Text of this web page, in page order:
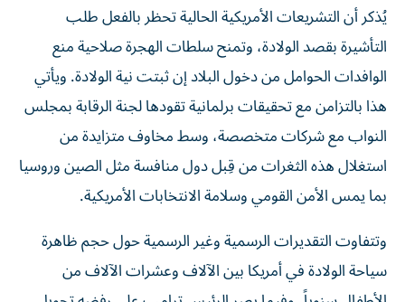
يُذكر أن التشريعات الأمريكية الحالية تحظر بالفعل طلب
التأشيرة بقصد الولادة، وتمنح سلطات الهجرة صلاحية منع
الوافدات الحوامل من دخول البلاد إن ثبتت نية الولادة. ويأتي
هذا بالتزامن مع تحقيقات برلمانية تقودها لجنة الرقابة بمجلس
النواب مع شركات متخصصة، وسط مخاوف متزايدة من
استغلال هذه الثغرات من قِبل دول منافسة مثل الصين وروسيا
بما يمس الأمن القومي وسلامة الانتخابات الأمريكية.
وتتفاوت التقديرات الرسمية وغير الرسمية حول حجم ظاهرة
سياحة الولادة في أمريكا بين الآلاف وعشرات الآلاف من